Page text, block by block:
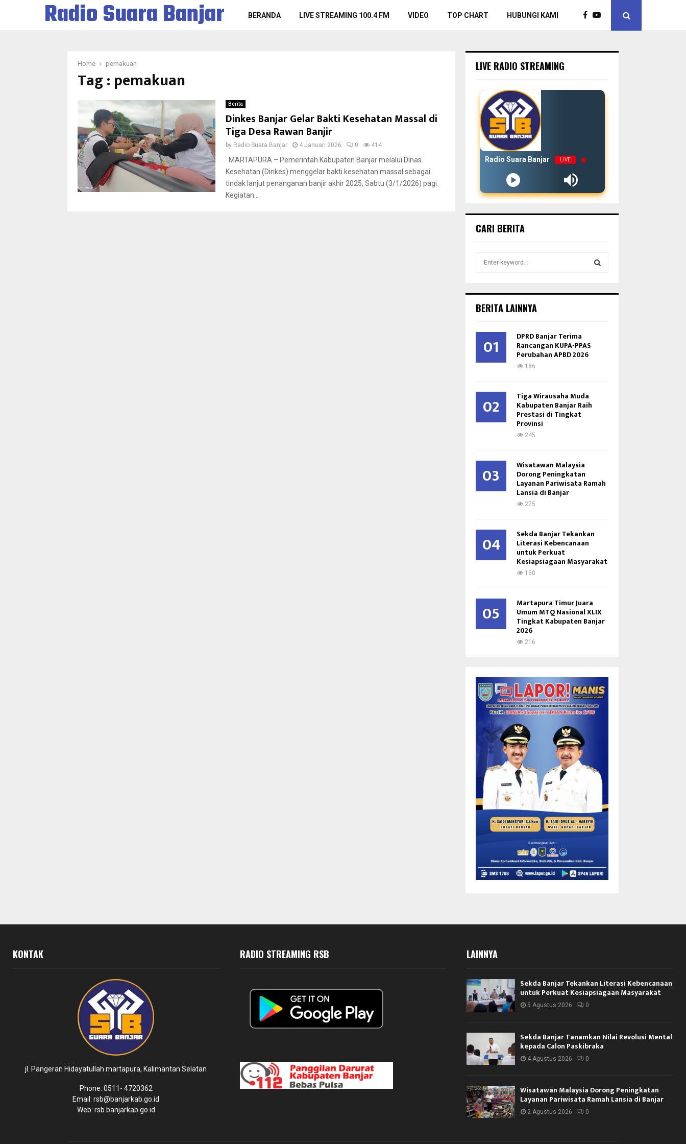
Radio Suara Banjar BERANDA LIVE STREAMING 100.4 FM VIDEO TOP CHART HUBUNGI KAMI
Home pemakuan
Tag : pemakuan
Berita
Dinkes Banjar Gelar Bakti Kesehatan Massal di
Tiga Desa Rawan Banjir
by Radio Suara Banjar 4 Januari 2026 0 414
MARTAPURA – Pemerintah Kabupaten Banjar melalui Dinas
Kesehatan (Dinkes) menggelar bakti kesehatan massal sebagai
tindak lanjut penanganan banjir akhir 2025, Sabtu (3/1/2026) pagi.
Kegiatan...
LIVE RADIO STREAMING
Radio Suara Banjar LIVE
CARI BERITA
h
o
BERITA LAINNYA
01 DPRD Banjar Terima
Rancangan KUPA-PPAS
Perubahan APBD 2026
186
02 Tiga Wirausaha Muda
Kabupaten Banjar Raih
Prestasi di Tingkat
Provinsi
245
03 Wisatawan Malaysia
Dorong Peningkatan
Layanan Pariwisata Ramah
Lansia di Banjar
275
04 Sekda Banjar Tekankan
Literasi Kebencanaan
untuk Perkuat
Kesiapsiagaan Masyarakat
150
05 Martapura Timur Juara
Umum MTQ Nasional XLIX
Tingkat Kabupaten Banjar
2026
216
KONTAK
jl. Pangeran Hidayatullah martapura, Kalimantan Selatan
Phone: 0511- 4720362
Email: rsb@banjarkab.go.id
Web: rsb.banjarkab.go.id
RADIO STREAMING RSB LAINNYA
Sekda Banjar Tekankan Literasi Kebencanaan
untuk Perkuat Kesiapsiagaan Masyarakat
5 Agustus 2026 0
Sekda Banjar Tanamkan Nilai Revolusi Mental
kepada Calon Paskibraka
4 Agustus 2026 0
Wisatawan Malaysia Dorong Peningkatan
Layanan Pariwisata Ramah Lansia di Banjar
2 Agustus 2026 0